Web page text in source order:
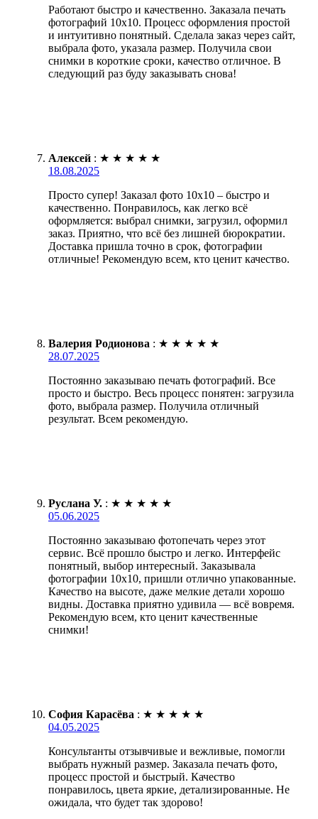
Работают быстро и качественно. Заказала печать
фотографий 10х10. Процесс оформления простой
и интуитивно понятный. Сделала заказ через сайт,
выбрала фото, указала размер. Получила свои
снимки в короткие сроки, качество отличное. В
следующий раз буду заказывать снова!
Алексей : ★ ★ ★ ★ ★
18.08.2025
Просто супер! Заказал фото 10х10 – быстро и
качественно. Понравилось, как легко всё
оформляется: выбрал снимки, загрузил, оформил
заказ. Приятно, что всё без лишней бюрократии.
Доставка пришла точно в срок, фотографии
отличные! Рекомендую всем, кто ценит качество.
Валерия Родионова : ★ ★ ★ ★ ★
28.07.2025
Постоянно заказываю печать фотографий. Все
просто и быстро. Весь процесс понятен: загрузила
фото, выбрала размер. Получила отличный
результат. Всем рекомендую.
Руслана У. : ★ ★ ★ ★ ★
05.06.2025
Постоянно заказываю фотопечать через этот
сервис. Всё прошло быстро и легко. Интерфейс
понятный, выбор интересный. Заказывала
фотографии 10х10, пришли отлично упакованные.
Качество на высоте, даже мелкие детали хорошо
видны. Доставка приятно удивила — всё вовремя.
Рекомендую всем, кто ценит качественные
снимки!
София Карасёва : ★ ★ ★ ★ ★
04.05.2025
Консультанты отзывчивые и вежливые, помогли
выбрать нужный размер. Заказала печать фото,
процесс простой и быстрый. Качество
понравилось, цвета яркие, детализированные. Не
ожидала, что будет так здорово!